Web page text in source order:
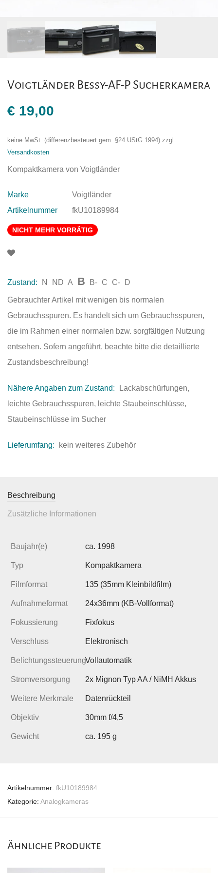
Voigtländer Bessy-AF-P Sucherkamera
€ 19,00
keine MwSt. (differenzbesteuert gem. §24 UStG 1994) zzgl.
Versandkosten
Kompaktkamera von Voigtländer
Marke
Voigtländer
Artikelnummer
fkU10189984
NICHT MEHR VORRÄTIG
Zustand: N ND A B B- C C- D
Gebrauchter Artikel mit wenigen bis normalen
Gebrauchsspuren. Es handelt sich um Gebrauchsspuren,
die im Rahmen einer normalen bzw. sorgfältigen Nutzung
entsehen. Sofern angeführt, beachte bitte die detaillierte
Zustandsbeschreibung!
Nähere Angaben zum Zustand:
Lackabschürfungen,
leichte Gebrauchsspuren, leichte Staubeinschlüsse,
Staubeinschlüsse im Sucher
Lieferumfang: kein weiteres Zubehör
Beschreibung
Zusätzliche Informationen
Baujahr(e) ca. 1998
Typ Kompaktkamera
Filmformat 135 (35mm Kleinbildfilm)
Aufnahmeformat 24x36mm (KB-Vollformat)
Fokussierung Fixfokus
Verschluss Elektronisch
BelichtungssteuerungVollautomatik
Stromversorgung 2x Mignon Typ AA / NiMH Akkus
Weitere Merkmale Datenrückteil
Objektiv 30mm f/4,5
Gewicht ca. 195 g
Artikelnummer: fkU10189984
Kategorie: Analogkameras
Ähnliche Produkte